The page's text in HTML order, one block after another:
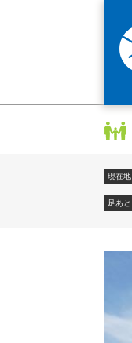
頭
飛
現在地
足あと